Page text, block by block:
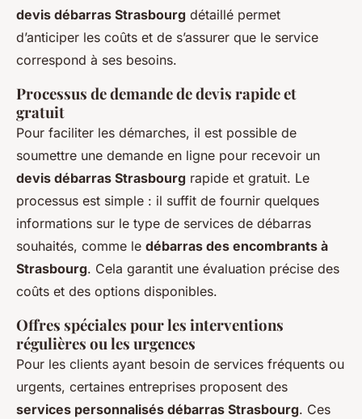
devis débarras Strasbourg détaillé permet
d’anticiper les coûts et de s’assurer que le service
correspond à ses besoins.
Processus de demande de devis rapide et
gratuit
Pour faciliter les démarches, il est possible de
soumettre une demande en ligne pour recevoir un
devis débarras Strasbourg rapide et gratuit. Le
processus est simple : il suffit de fournir quelques
informations sur le type de services de débarras
souhaités, comme le débarras des encombrants à
Strasbourg. Cela garantit une évaluation précise des
coûts et des options disponibles.
Offres spéciales pour les interventions
régulières ou les urgences
Pour les clients ayant besoin de services fréquents ou
urgents, certaines entreprises proposent des
services personnalisés débarras Strasbourg. Ces